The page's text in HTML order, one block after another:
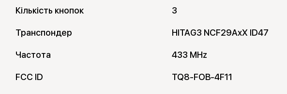
Кількість кнопок 3
Транспондер HITAG3 NCF29AxX ID47
Частота 433 MHz
FCC ID TQ8-FOB-4F11